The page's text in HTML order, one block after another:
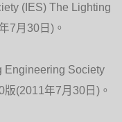
(IES) The Lighting
7月30日)。
Engineering Society
(2011年7月30日)。